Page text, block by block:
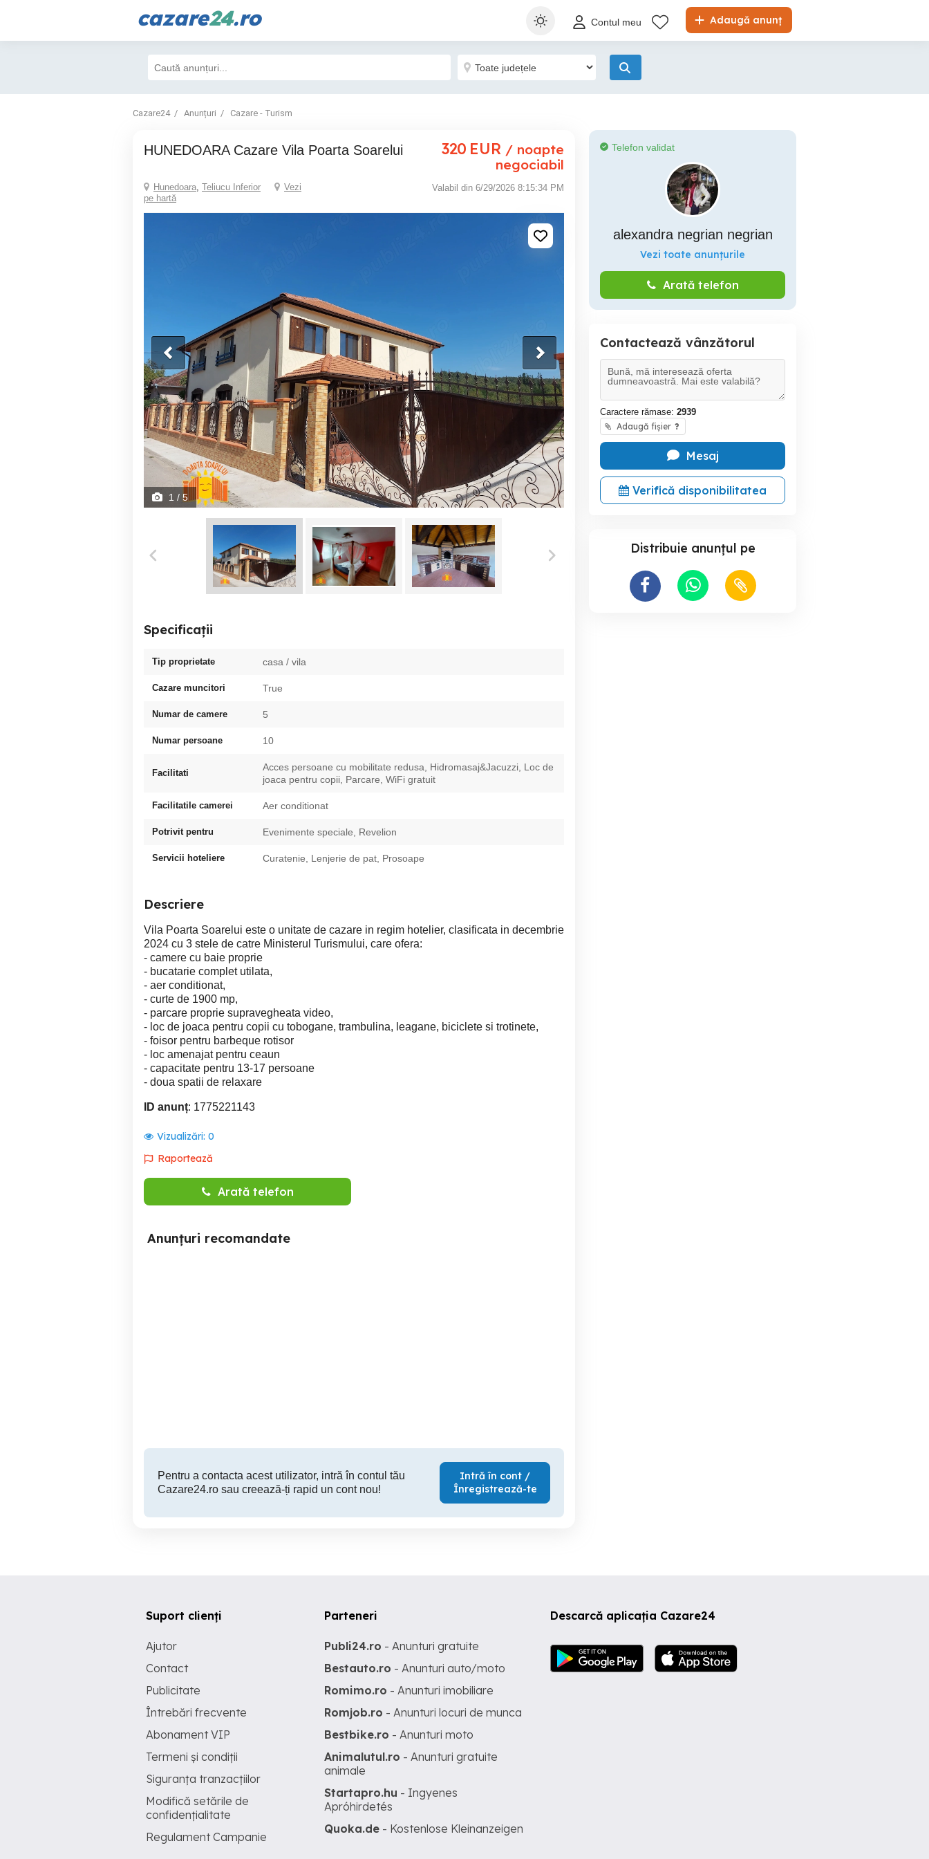
cazare24.ro Adaugă anunț
Contul meu
Cazare24 Anunțuri Cazare - Turism
HUNEDOARA Cazare Vila Poarta Soarelui 320 EUR / noapte
negociabil
Hunedoara, Teliucu Inferior
Vezi
pe hartă
Valabil din 6/29/2026 8:15:34 PM
1 / 5
Specificații
Tip proprietate casa / vila
Cazare muncitori True
Numar de camere 5
Numar persoane 10
Facilitati
Acces persoane cu mobilitate redusa, Hidromasaj&Jacuzzi, Loc de
joaca pentru copii, Parcare, WiFi gratuit
Facilitatile camerei Aer conditionat
Potrivit pentru Evenimente speciale, Revelion
Servicii hoteliere Curatenie, Lenjerie de pat, Prosoape
Descriere
Vila Poarta Soarelui este o unitate de cazare in regim hotelier, clasificata in decembrie
2024 cu 3 stele de catre Ministerul Turismului, care ofera:
- camere cu baie proprie
- bucatarie complet utilata,
- aer conditionat,
- curte de 1900 mp,
- parcare proprie supravegheata video,
- loc de joaca pentru copii cu tobogane, trambulina, leagane, biciclete si trotinete,
- foisor pentru barbeque rotisor
- loc amenajat pentru ceaun
- capacitate pentru 13-17 persoane
- doua spatii de relaxare
ID anunț: 1775221143
Vizualizări: 0
Raportează
Arată telefon
Anunțuri recomandate
Pentru a contacta acest utilizator, intră în contul tău
Cazare24.ro sau creează-ți rapid un cont nou!
Intră în cont /
Înregistrează-te
Telefon validat
alexandra negrian negrian
Vezi toate anunțurile
Arată telefon
Contactează vânzătorul
Caractere rămase: 2939
Adaugă fișier ?
Mesaj
Verifică disponibilitatea
Distribuie anunțul pe
Descarcă aplicația Cazare24
Suport clienți
Ajutor
Contact
Publicitate
Întrebări frecvente
Abonament VIP
Termeni și condiții
Siguranța tranzacțiilor
Modifică setările de
confidențialitate
Regulament Campanie
Parteneri
Publi24.ro - Anunturi gratuite
Bestauto.ro - Anunturi auto/moto
Romimo.ro - Anunturi imobiliare
Romjob.ro - Anunturi locuri de munca
Bestbike.ro - Anunturi moto
Animalutul.ro - Anunturi gratuite
animale
Startapro.hu - Ingyenes
Apróhirdetés
Quoka.de - Kostenlose Kleinanzeigen